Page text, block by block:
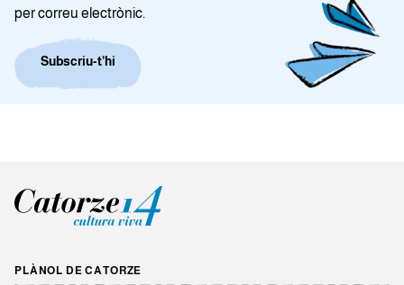
per correu electrònic.
Subscriu-t’hi
PLÀNOL DE CATORZE